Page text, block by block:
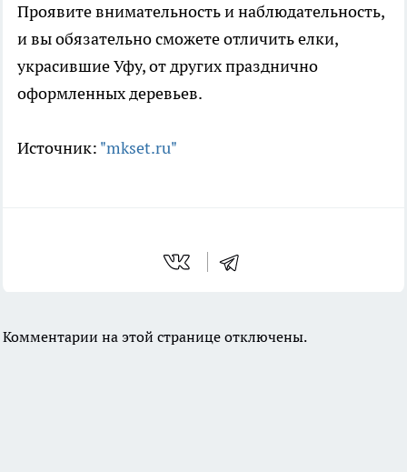
Проявите внимательность и наблюдательность,
и вы обязательно сможете отличить елки,
украсившие Уфу, от других празднично
оформленных деревьев.
Источник: "mkset.ru"
Комментарии на этой странице отключены.